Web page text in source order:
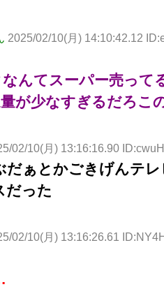
2025/02/10(月) 14:10:42.12
んてスーパー売って
が少なすぎるだろこ
02/10(月) 13:16:16.90
だぁとかごきげんテ
だった
02/10(月) 13:16:26.61